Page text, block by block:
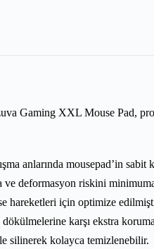
Gaming XXL Mouse Pad,
anlarında mousepad’in sabit
ve deformasyon riskini
hareketleri için optimize
dökülmelerine karşı ekstra
silinerek kolayca temizlenebilir.